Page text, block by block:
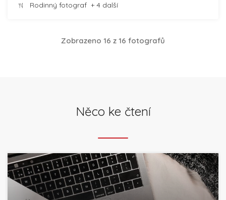
Rodinný fotograf + 4 další
Zobrazeno 16 z 16 fotografů
Něco ke čtení